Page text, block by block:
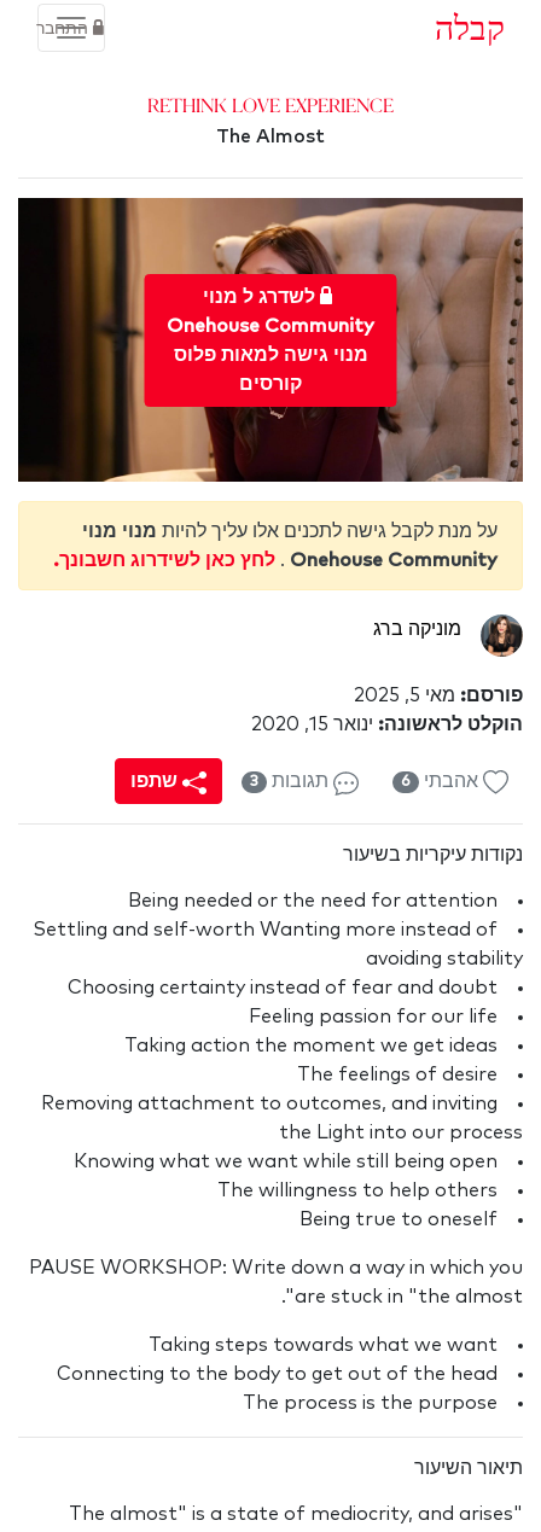
קבלה התחבר
Rethink Love Experience
The Almost
לשדרג ל מנוי
Onehouse Community
מנוי גישה למאות פלוס
קורסים
על מנת לקבל גישה לתכנים אלו עליך להיות מנוי מנוי
Onehouse Community
. לחץ כאן לשידרוג חשבונך.
מוניקה ברג
פורסם: מאי 5, 2025
הוקלט לראשונה: ינואר 15, 2020
אהבתי 6 תגובות 3 שתפו
נקודות עיקריות בשיעור
Being needed or the need for attention
Settling and self-worth Wanting more instead of
avoiding stability
Choosing certainty instead of fear and doubt
Feeling passion for our life
Taking action the moment we get ideas
The feelings of desire
Removing attachment to outcomes, and inviting
the Light into our process
Knowing what we want while still being open
The willingness to help others
Being true to oneself
PAUSE WORKSHOP: Write down a way in which you
are stuck in "the almost".
Taking steps towards what we want
Connecting to the body to get out of the head
The process is the purpose
תיאור השיעור
"The almost" is a state of mediocrity, and arises